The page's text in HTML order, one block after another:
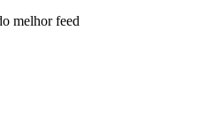
melhor feed